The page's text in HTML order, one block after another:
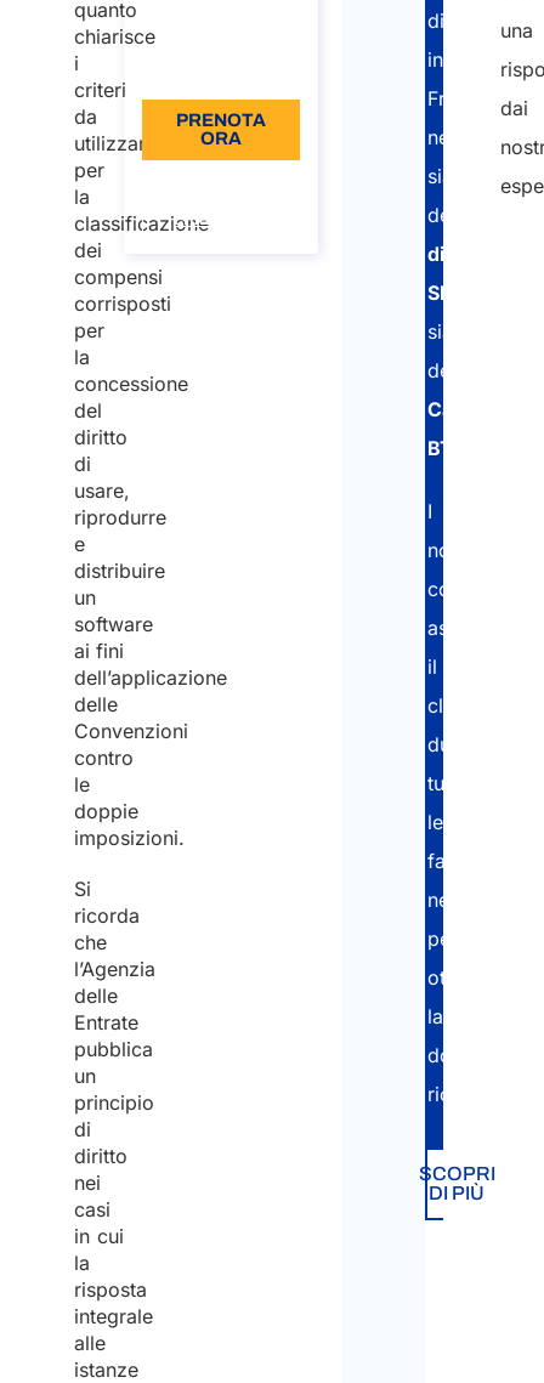
quanto
chiarisce
i
criteri
da
utilizzare
per
la
classificazione
dei
compensi
corrisposti
per
la
concessione
del
diritto
di
usare,
riprodurre
e
distribuire
un
software
ai fini
dell’applicazione
delle
Convenzioni
contro
le
doppie
imposizioni.
Si
ricorda
che
l’Agenzia
delle
Entrate
pubblica
un
principio
di
diritto
nei
casi
in cui
la
risposta
integrale
alle
istanze
PRENOTA
ORA
chiamata
distaccati
in
Francia
sia
della
SIPSI
sia
della
Carta
BTP
I
nostri
consulenti
assistono
il
cliente
durante
tutte
le
fasi
necessarie
per
ottenere
la
richiesta.
SCOPRI
DI PIÙ
una
dai